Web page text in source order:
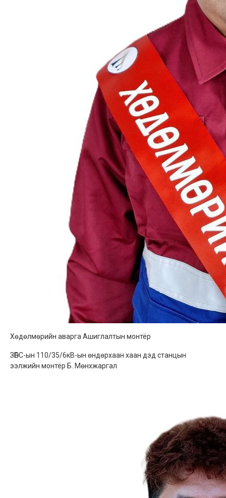
Хөдөлмөрийн аварга Ашиглалтын монтёр
ЗӨБС-ын 110/35/6кВ-ын өндөрхаан хаан дэд станцын
ээлжийн монтёр Б. Мөнхжаргал